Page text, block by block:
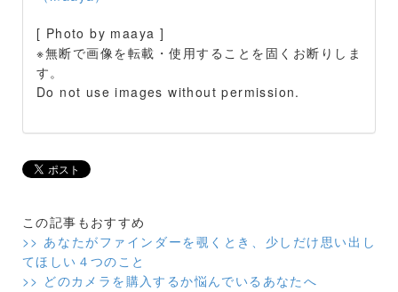
[ Photo by maaya ]
※無断で画像を転載・使用することを固くお断りしま
す。
Do not use images without permission.
この記事もおすすめ
>> あなたがファインダーを覗くとき、少しだけ思い出し
てほしい４つのこと
>> どのカメラを購入するか悩んでいるあなたへ